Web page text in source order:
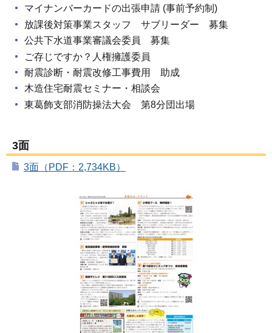
マイナンバーカードの出張申請 (事前予約制)
放課後対策事業スタッフ サブリーダー 募集
公共下水道事業審議会委員 募集
ご存じですか？人権擁護委員
耐震診断・耐震改修工事費用 助成
木造住宅耐震セミナー・相談会
東葛飾支部消防操法大会 第8分団出場
3面
3面（PDF：2,734KB）